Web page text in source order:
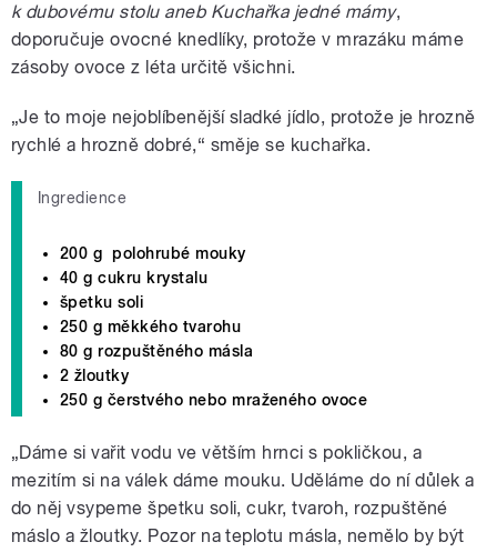
k dubovému stolu aneb Kuchařka jedné mámy,
doporučuje ovocné knedlíky, protože v mrazáku máme
zásoby ovoce z léta určitě všichni.
„Je to moje nejoblíbenější sladké jídlo, protože je hrozně
rychlé a hrozně dobré,“ směje se kuchařka.
Ingredience
200 g polohrubé mouky
40 g cukru krystalu
špetku soli
250 g měkkého tvarohu
80 g rozpuštěného másla
2 žloutky
250 g čerstvého nebo mraženého ovoce
„Dáme si vařit vodu ve větším hrnci s pokličkou, a
mezitím si na válek dáme mouku. Uděláme do ní důlek a
do něj vsypeme špetku soli, cukr, tvaroh, rozpuštěné
máslo a žloutky. Pozor na teplotu másla, nemělo by být